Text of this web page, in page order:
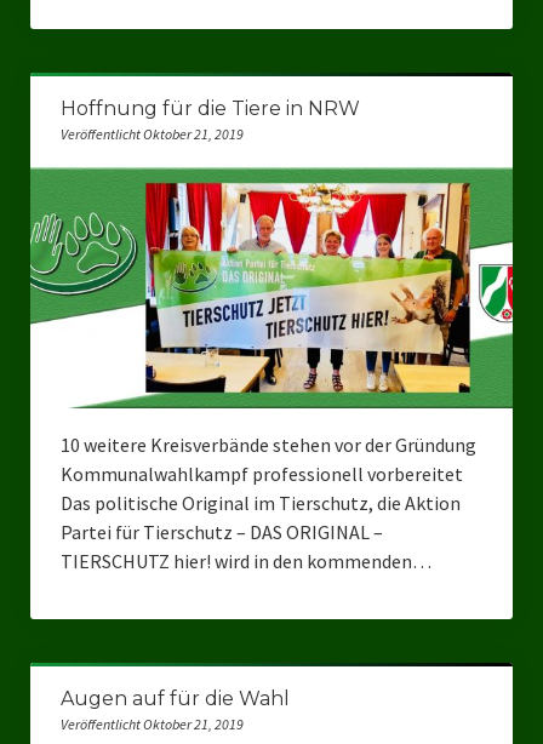
Hoffnung für die Tiere in NRW
Veröffentlicht Oktober 21, 2019
10 weitere Kreisverbände stehen vor der Gründung
Kommunalwahlkampf professionell vorbereitet
Das politische Original im Tierschutz, die Aktion
Partei für Tierschutz – DAS ORIGINAL –
TIERSCHUTZ hier! wird in den kommenden…
Augen auf für die Wahl
Veröffentlicht Oktober 21, 2019